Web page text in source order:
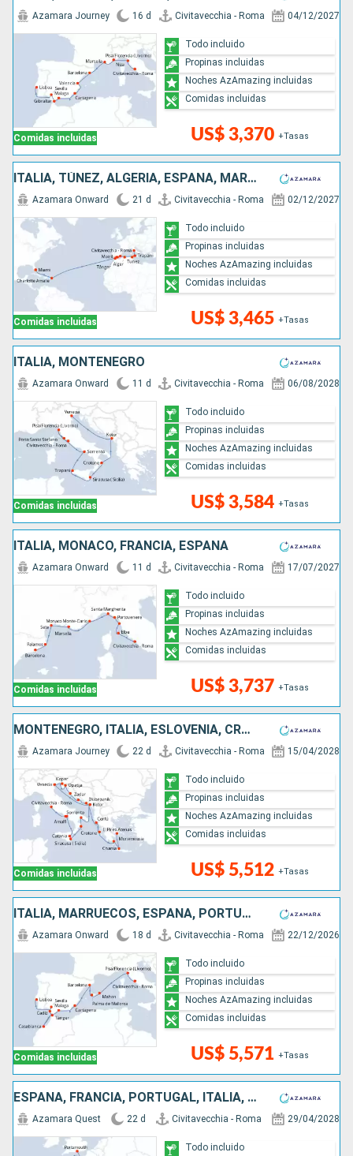
Comidas incluidas
Azamara Journey 16 d Civitavecchia - Roma 04/12/2027
US$ 3,370 +Tasas
Todo incluido
Propinas incluidas
Noches AzAmazing incluidas
Comidas incluidas
ITALIA, TÚNEZ, ALGERIA, ESPAÑA, MARRUECOS, ESTADOS UNIDOS
Comidas incluidas
Azamara Onward 21 d Civitavecchia - Roma 02/12/2027
US$ 3,465 +Tasas
Todo incluido
Propinas incluidas
Noches AzAmazing incluidas
Comidas incluidas
ITALIA, MONTENEGRO
Comidas incluidas
Azamara Onward 11 d Civitavecchia - Roma 06/08/2028
US$ 3,584 +Tasas
Todo incluido
Propinas incluidas
Noches AzAmazing incluidas
Comidas incluidas
ITALIA, MONACO, FRANCIA, ESPAÑA
Comidas incluidas
Azamara Onward 11 d Civitavecchia - Roma 17/07/2027
US$ 3,737 +Tasas
Todo incluido
Propinas incluidas
Noches AzAmazing incluidas
Comidas incluidas
MONTENEGRO, ITALIA, ESLOVENIA, CROACIA, GRECIA
Comidas incluidas
Azamara Journey 22 d Civitavecchia - Roma 15/04/2028
US$ 5,512 +Tasas
Todo incluido
Propinas incluidas
Noches AzAmazing incluidas
Comidas incluidas
ITALIA, MARRUECOS, ESPAÑA, PORTUGAL
Comidas incluidas
Azamara Onward 18 d Civitavecchia - Roma 22/12/2026
US$ 5,571 +Tasas
Todo incluido
Propinas incluidas
Noches AzAmazing incluidas
Comidas incluidas
ESPAÑA, FRANCIA, PORTUGAL, ITALIA, REINO UNIDO
Azamara Quest 22 d Civitavecchia - Roma 29/04/2028
Todo incluido